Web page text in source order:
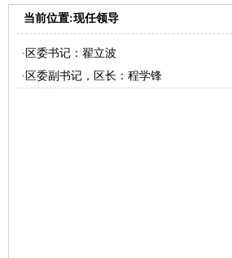
当前位置:现任领导
· 区委书记：翟立波
· 区委副书记，区长：程学锋